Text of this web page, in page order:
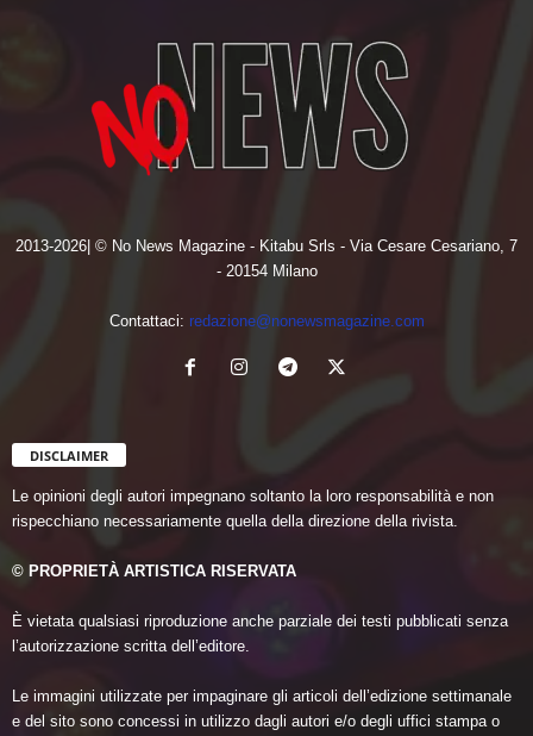
2013-2026| © No News Magazine - Kitabu Srls - Via Cesare Cesariano, 7
- 20154 Milano
Contattaci: redazione@nonewsmagazine.com
DISCLAIMER
Le opinioni degli autori impegnano soltanto la loro responsabilità e non
rispecchiano necessariamente quella della direzione della rivista.
© PROPRIETÀ ARTISTICA RISERVATA
È vietata qualsiasi riproduzione anche parziale dei testi pubblicati senza
l’autorizzazione scritta dell’editore.
Le immagini utilizzate per impaginare gli articoli dell’edizione settimanale
e del sito sono concessi in utilizzo dagli autori e/o degli uffici stampa o